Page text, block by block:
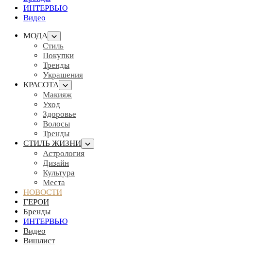
ИНТЕРВЬЮ
Видео
МОДА
Стиль
Покупки
Тренды
Украшения
КРАСОТА
Макияж
Уход
Здоровье
Волосы
Тренды
СТИЛЬ ЖИЗНИ
Астрология
Дизайн
Культура
Места
НОВОСТИ
ГЕРОИ
Бренды
ИНТЕРВЬЮ
Видео
Вишлист